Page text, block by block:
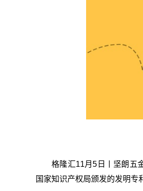
格隆汇11月5日丨坚朗五
国家知识产权局颁发的发明专